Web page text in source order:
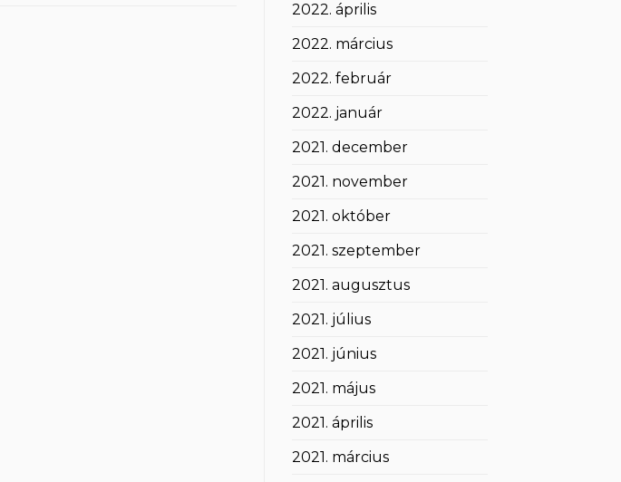
2022. április
2022. március
2022. február
2022. január
2021. december
2021. november
2021. október
2021. szeptember
2021. augusztus
2021. július
2021. június
2021. május
2021. április
2021. március